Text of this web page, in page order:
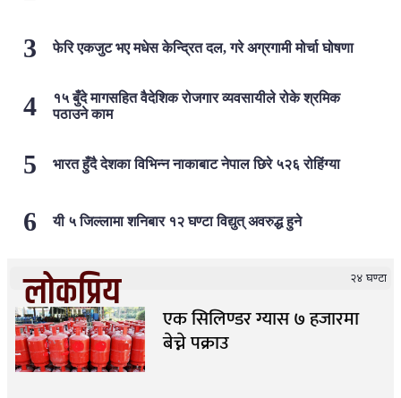
फेरि एकजुट भए मधेस केन्द्रित दल, गरे अग्रगामी मोर्चा घोषणा
१५ बुँदे मागसहित वैदेशिक रोजगार व्यवसायीले रोके श्रमिक
पठाउने काम
भारत हुँदै देशका विभिन्न नाकाबाट नेपाल छिरे ५२६ रोहिंग्या
यी ५ जिल्लामा शनिबार १२ घण्टा विद्युत् अवरुद्ध हुने
लोकप्रिय २४ घण्टा
एक सिलिण्डर ग्यास ७ हजारमा
बेच्ने पक्राउ